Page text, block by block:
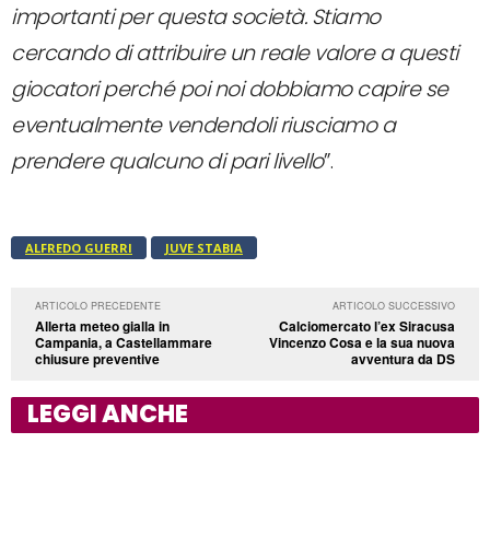
importanti per questa società. Stiamo
cercando di attribuire un reale valore a questi
giocatori perché poi noi dobbiamo capire se
eventualmente vendendoli riusciamo a
prendere qualcuno di pari livello”.
ALFREDO GUERRI JUVE STABIA
ARTICOLO PRECEDENTE
Allerta meteo gialla in
Campania, a Castellammare
chiusure preventive
ARTICOLO SUCCESSIVO
Calciomercato l’ex Siracusa
Vincenzo Cosa e la sua nuova
avventura da DS
LEGGI ANCHE